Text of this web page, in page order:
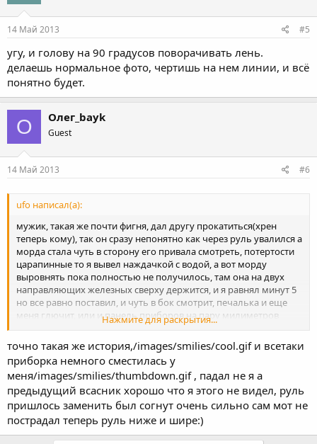
14 Май 2013 #5
угу, и голову на 90 градусов поворачивать лень.
делаешь нормальное фото, чертишь на нем линии, и всё
понятно будет.
О Олег_bayk
Guest
14 Май 2013 #6
ufo написал(а):
мужик, такая же почти фигня, дал другу прокатиться(хрен
теперь кому), так он сразу непонятно как через руль увалился а
морда стала чуть в сторону его привала смотреть, потертости
царапинные то я вывел наждачкой с водой, а вот морду
выровнять пока полностью не получилось, там она на двух
направляющих железных сверху держится, и я равнял минут 5
но все равно поставил, и чуть в бок смотрит, печалька и еще
меня глючит, или и панель приборов на пару милиметров
Нажмите для раскрытия...
точно такая же история,/images/smilies/cool.gif и всетаки
приборка немного сместилась у
меня/images/smilies/thumbdown.gif , падал не я а
предыдущий всасник хорошо что я этого не видел, руль
пришлось заменить был согнут очень сильно сам мот не
пострадал теперь руль ниже и шире:)